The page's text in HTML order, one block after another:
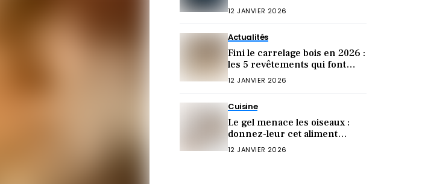
bouleversée !
12 JANVIER 2026
Actualités
Fini le carrelage bois en 2026 :
les 5 revêtements qui font
sensation cette année !
12 JANVIER 2026
Cuisine
Le gel menace les oiseaux :
donnez-leur cet aliment
crucial (sinon ils meurent)
12 JANVIER 2026